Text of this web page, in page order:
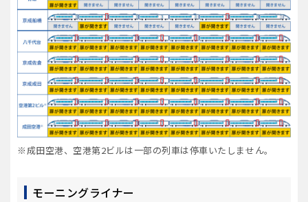
※成田空港、空港第2ビルは一部の列車は停車いたしません。
モーニングライナー